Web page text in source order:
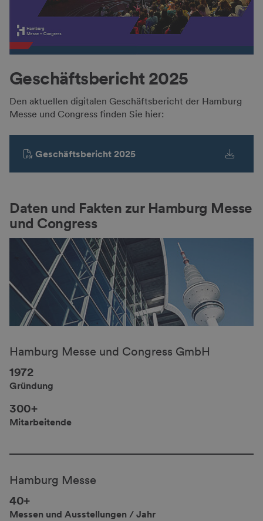
Geschäfts­bericht 2025
Den aktuellen digitalen Geschäftsbericht der Hamburg
Messe und Congress finden Sie hier:
Geschäftsbericht 2025
Daten und Fakten zur Hamburg Messe
und Congress
Hamburg Messe und Congress GmbH
1972
Gründung
300+
Mitarbeitende
Hamburg Messe
40+
Messen und Ausstellungen / Jahr